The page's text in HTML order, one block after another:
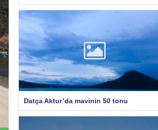
Datça Aktur’da mavinin 50 tonu